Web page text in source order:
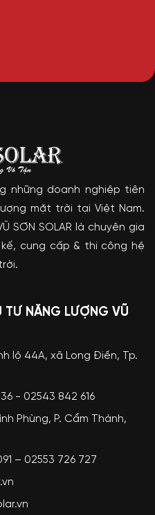
những doanh nghiệp tiên
mặt trời tại Việt Nam.
SƠN SOLAR là chuyên gia
cung cấp & thi công hệ
NĂNG LƯỢNG VŨ
lộ 44A, xã Long Điền, Tp.
- 02543 842 616
Phùng, P. Cẩm Thành,
– 02553 726 727